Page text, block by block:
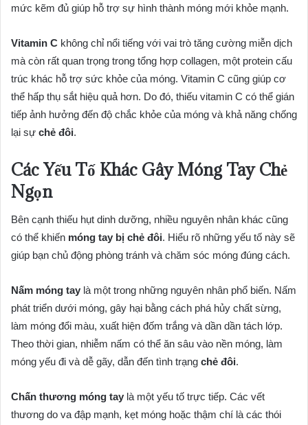
mức kẽm đủ giúp hỗ trợ sự hình thành móng mới khỏe mạnh.
Vitamin C không chỉ nổi tiếng với vai trò tăng cường miễn dịch
mà còn rất quan trọng trong tổng hợp collagen, một protein cấu
trúc khác hỗ trợ sức khỏe của móng. Vitamin C cũng giúp cơ
thể hấp thụ sắt hiệu quả hơn. Do đó, thiếu vitamin C có thể gián
tiếp ảnh hưởng đến độ chắc khỏe của móng và khả năng chống
lại sự chẻ đôi.
Các Yếu Tố Khác Gây Móng Tay Chẻ
Ngọn
Bên cạnh thiếu hụt dinh dưỡng, nhiều nguyên nhân khác cũng
có thể khiến móng tay bị chẻ đôi. Hiểu rõ những yếu tố này sẽ
giúp bạn chủ động phòng tránh và chăm sóc móng đúng cách.
Nấm móng tay là một trong những nguyên nhân phổ biến. Nấm
phát triển dưới móng, gây hại bằng cách phá hủy chất sừng,
làm móng đổi màu, xuất hiện đốm trắng và dần dần tách lớp.
Theo thời gian, nhiễm nấm có thể ăn sâu vào nền móng, làm
móng yếu đi và dễ gãy, dẫn đến tình trạng chẻ đôi.
Chấn thương móng tay là một yếu tố trực tiếp. Các vết
thương do va đập mạnh, kẹt móng hoặc thậm chí là các thói